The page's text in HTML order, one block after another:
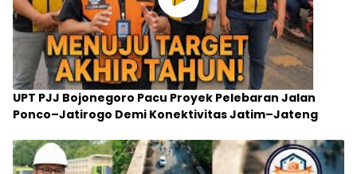
UPT PJJ Bojonegoro Pacu Proyek Pelebaran Jalan
Ponco–Jatirogo Demi Konektivitas Jatim–Jateng